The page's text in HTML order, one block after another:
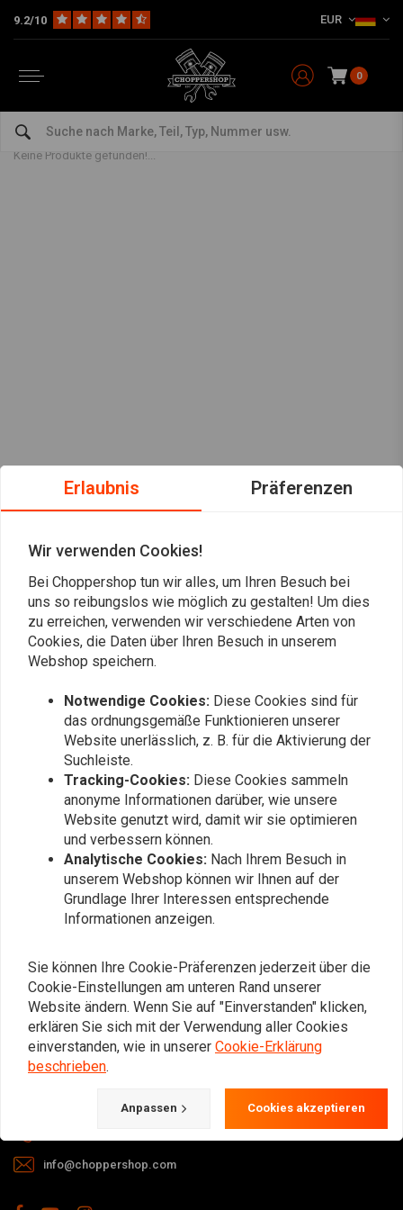
9.2/10 EUR
0
Messwerkzeuge
Home The Garage Werkzeuge Messwerkzeuge
Keine Produkte gefunden!...
Immer auf dem Laufenden bleiben?
Abonnieren
Reparaturen oder allgemeinen
Informationen können Sie uns
jederzeit auf eine der folgenden Arten
kontaktieren.
info@choppershop.com
Erlaubnis Präferenzen
Wir verwenden Cookies!
Bei Choppershop tun wir alles, um Ihren Besuch bei
uns so reibungslos wie möglich zu gestalten! Um dies
zu erreichen, verwenden wir verschiedene Arten von
Cookies, die Daten über Ihren Besuch in unserem
Webshop speichern.
Notwendige Cookies: Diese Cookies sind für
das ordnungsgemäße Funktionieren unserer
Website unerlässlich, z. B. für die Aktivierung der
Suchleiste.
Tracking-Cookies: Diese Cookies sammeln
anonyme Informationen darüber, wie unsere
Website genutzt wird, damit wir sie optimieren
und verbessern können.
Analytische Cookies: Nach Ihrem Besuch in
unserem Webshop können wir Ihnen auf der
Grundlage Ihrer Interessen entsprechende
Informationen anzeigen.
Sie können Ihre Cookie-Präferenzen jederzeit über die
Cookie-Einstellungen am unteren Rand unserer
Website ändern. Wenn Sie auf "Einverstanden" klicken,
erklären Sie sich mit der Verwendung aller Cookies
einverstanden, wie in unserer Cookie-Erklärung
beschrieben.
Anpassen Cookies akzeptieren